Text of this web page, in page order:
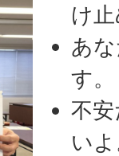
け
あ
す。
不
い